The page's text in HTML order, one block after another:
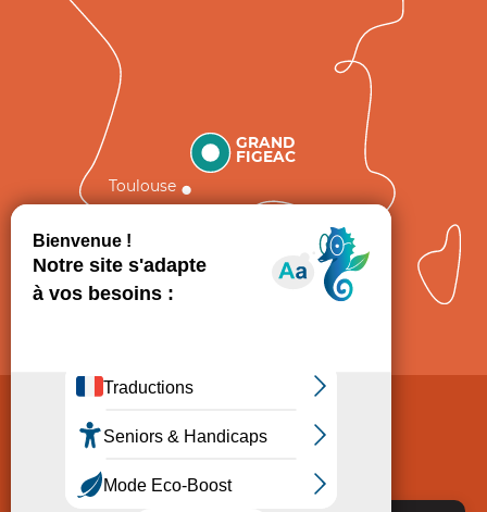
GRAND
FIGEAC
Toulouse
Politique de Protection des données
Accessibilité : non conforme